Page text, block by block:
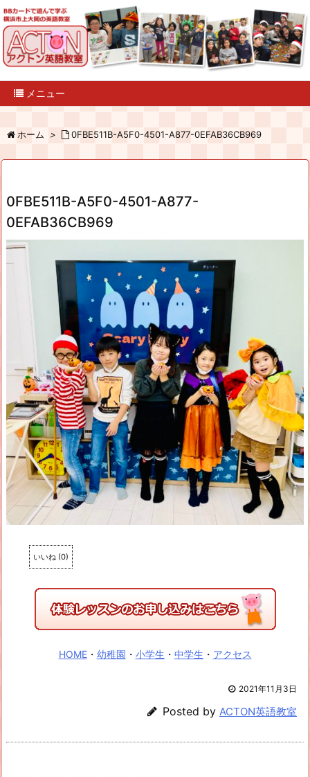
メニュー
ホーム > 0FBE511B-A5F0-4501-A877-0EFAB36CB969
0FBE511B-A5F0-4501-A877-
0EFAB36CB969
いいね (0)
HOME・ 幼稚園 ・ 小学生 ・ 中学生 ・ アクセス
2021年11月3日
Posted by ACTON英語教室